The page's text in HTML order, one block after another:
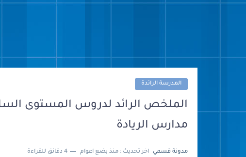
المدرسة الرائدة
الملخص الرائد لدروس المستوى
مدارس الريادة
مدونة قسمي اخر تحديث : منذ بضع اعوام 4 دقائق للقراءة